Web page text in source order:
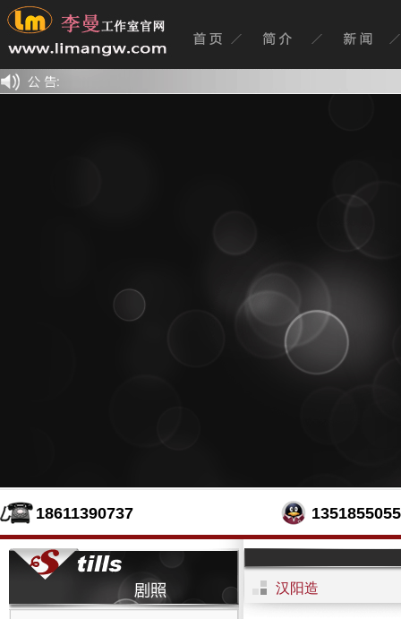
18611390737 1351855055
汉阳造